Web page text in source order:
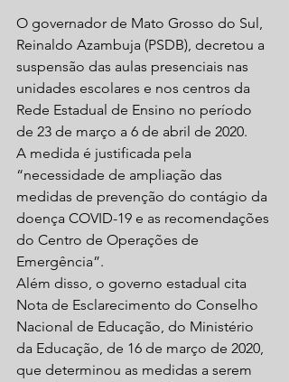
O governador de Mato Grosso do Sul,
Reinaldo Azambuja (PSDB), decretou a
suspensão das aulas presenciais nas
unidades escolares e nos centros da
Rede Estadual de Ensino no período
de 23 de março a 6 de abril de 2020.
A medida é justificada pela
“necessidade de ampliação das
medidas de prevenção do contágio da
doença COVID-19 e as recomendações
do Centro de Operações de
Emergência”.
Além disso, o governo estadual cita
Nota de Esclarecimento do Conselho
Nacional de Educação, do Ministério
da Educação, de 16 de março de 2020,
que determinou as medidas a serem